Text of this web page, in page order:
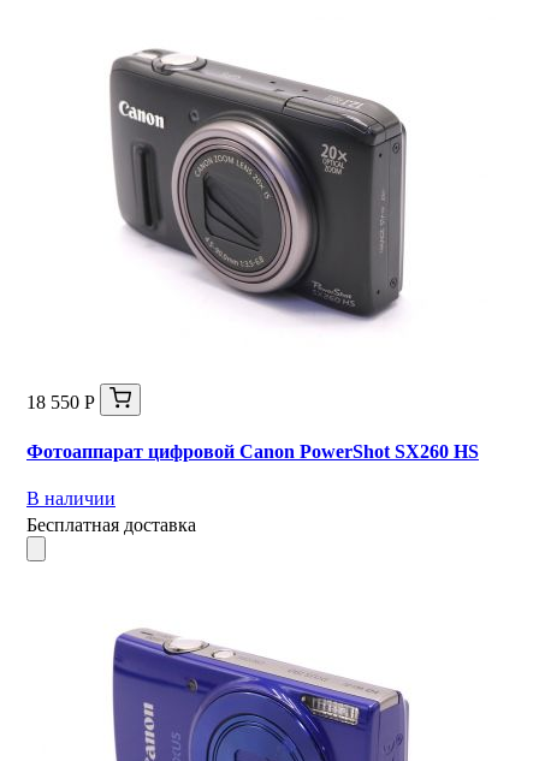
18 550 Р
Фотоаппарат цифровой Canon PowerShot SX260 HS
В наличии
Бесплатная доставка